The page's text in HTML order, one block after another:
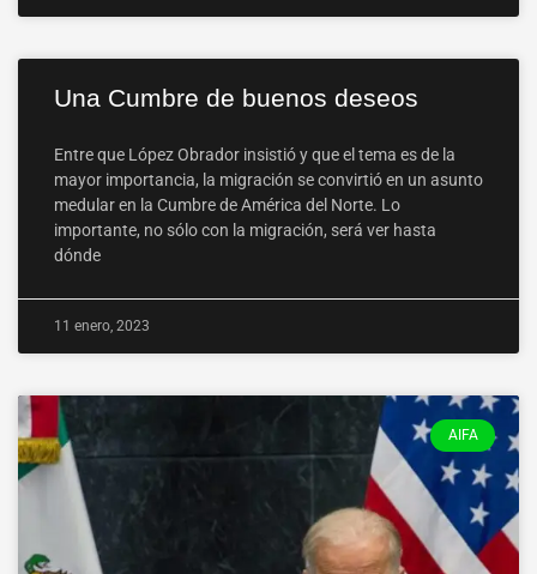
Una Cumbre de buenos deseos
Entre que López Obrador insistió y que el tema es de la
mayor importancia, la migración se convirtió en un asunto
medular en la Cumbre de América del Norte. Lo
importante, no sólo con la migración, será ver hasta
dónde
11 enero, 2023
AIFA